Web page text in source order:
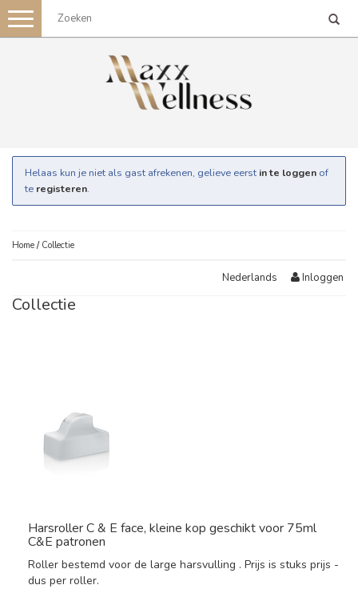
Toggle
navigation
Helaas kun je niet als gast afrekenen, gelieve eerst in te loggen of
te registeren.
Home / Collectie
Nederlands Inloggen
Collectie
Harsroller C & E face, kleine kop geschikt voor 75ml
C&E patronen
Roller bestemd voor de large harsvulling . Prijs is stuks prijs -
dus per roller.